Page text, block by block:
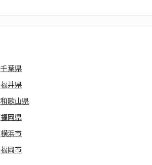
千葉県
福井県
和歌山県
福岡県
横浜市
福岡市